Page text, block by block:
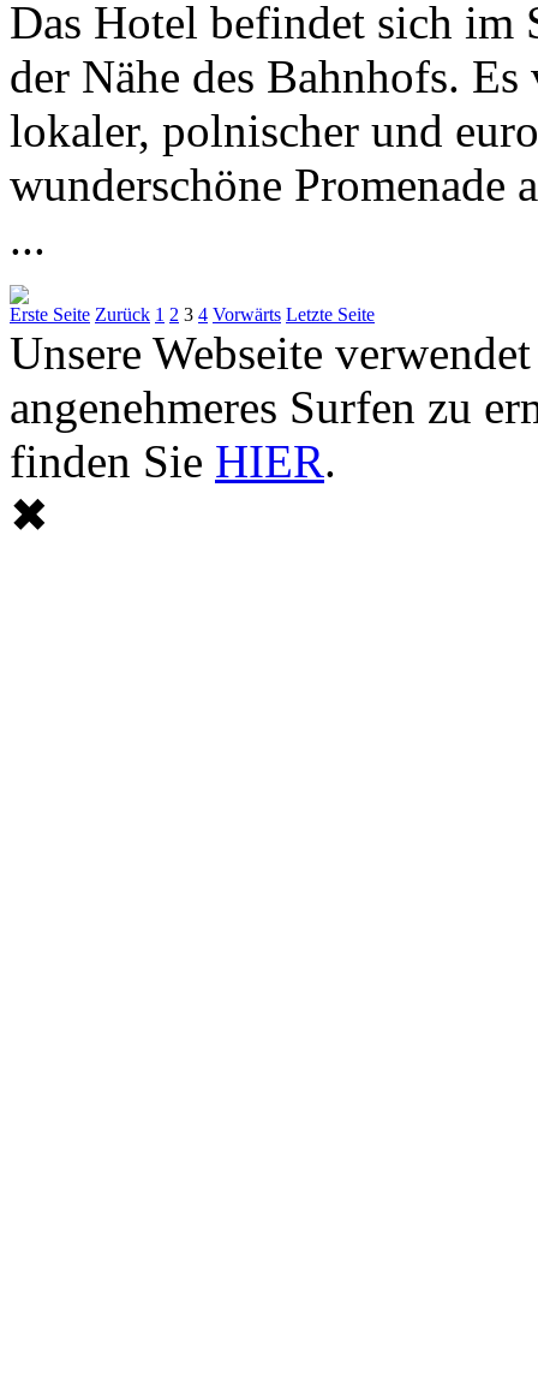
Das Hotel befindet sich im
der Nähe des Bahnhofs.
lokaler, polnischer und
wunderschöne Promenade
...
Erste Seite Zurück 1 2 3 4 Vorwärts Letzte Seite
Unsere Webseite
angenehmeres Surfen zu
finden Sie HIER.
✖